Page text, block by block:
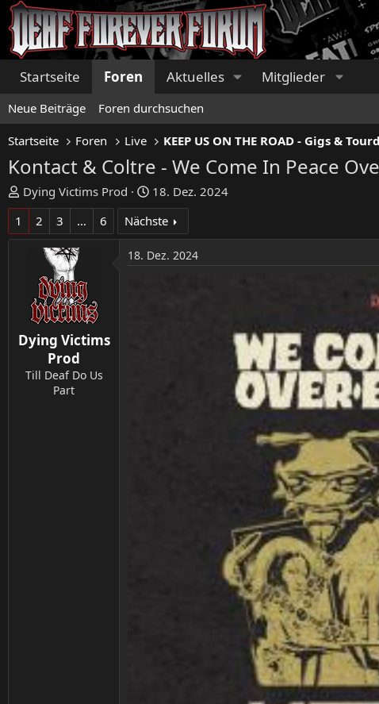
Startseite Foren Aktuelles Mitglieder
Neue Beiträge Foren durchsuchen
Startseite Foren Live
Kontact & Coltre - We Come In Peace
E
r
t
Dying Victims Prod
E
r
s
t
e
18. Dez. 2024
1
2 3 … 6 Nächste
Dying Victims
Prod
Till Deaf Do Us
Part
18. Dez. 2024